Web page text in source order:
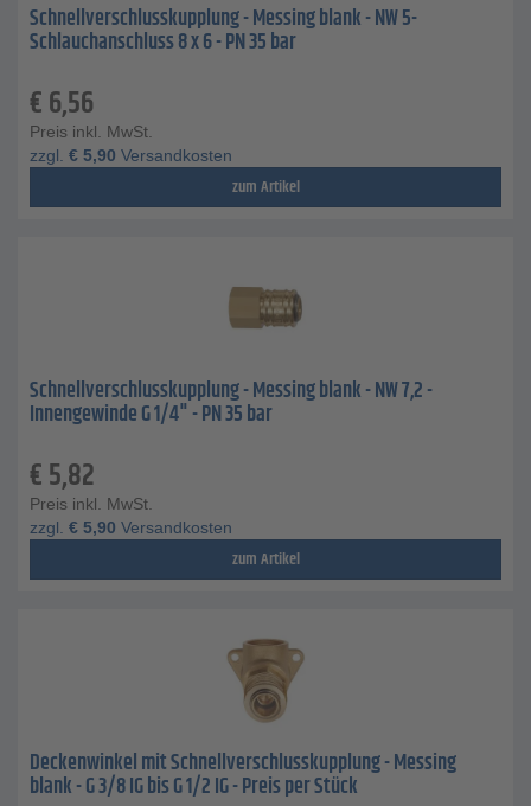
Schnellverschlusskupplung - Messing blank - NW 5-
Schlauchanschluss 8 x 6 - PN 35 bar
€6,56
Preis inkl. MwSt.
zzgl. € 5,90 Versandkosten
zum Artikel
Schnellverschlusskupplung - Messing blank - NW 7,2 -
Innengewinde G 1/4" - PN 35 bar
€5,82
Preis inkl. MwSt.
zzgl. € 5,90 Versandkosten
zum Artikel
Deckenwinkel mit Schnellverschlusskupplung - Messing
blank - G 3/8 IG bis G 1/2 IG - Preis per Stück